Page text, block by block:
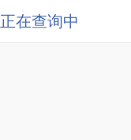
正在查询中